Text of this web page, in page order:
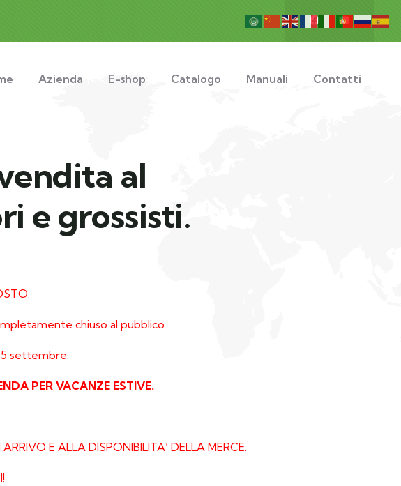
Azienda E-shop Catalogo Manuali Contatti
al
e grossisti.
chiuso al pubblico.
5 settembre.
PER VACANZE ESTIVE.
E ALLA DISPONIBILITA’ DELLA MERCE.